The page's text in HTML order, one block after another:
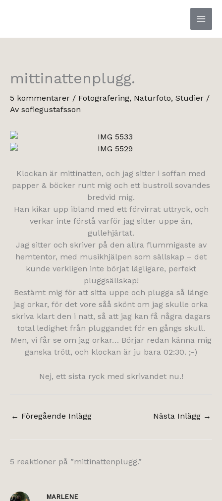
mittinattenplugg.
5 kommentarer / Fotografering, Naturfoto, Studier /
Av sofiegustafsson
Klockan är mittinatten, och jag sitter i soffan med
papper & böcker runt mig och ett bustroll sovandes
bredvid mig.
Han kikar upp ibland med ett förvirrat uttryck, och
verkar inte förstå varför jag sitter uppe än,
gullehjärtat.
Jag sitter och skriver på den allra flummigaste av
hemtentor, med musikhjälpen som sällskap – det
kunde verkligen inte börjat lägligare, perfekt
pluggsällskap!
Bestämt mig för att sitta uppe och plugga så länge
jag orkar, för det vore såå skönt om jag skulle orka
skriva klart den i natt, så att jag kan få några dagars
total ledighet från pluggandet för en gångs skull.
Men, vi får se om jag orkar… Börjar redan känna mig
ganska trött, och klockan är ju bara 02:30. ;-)
Nej, ett sista ryck med skrivandet nu.!
← Föregående Inlägg Nästa Inlägg →
5 reaktioner på ”mittinattenplugg.”
MARLENE